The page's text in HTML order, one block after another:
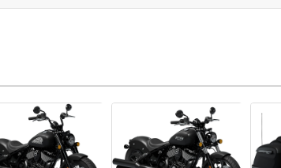
cc
mm
3,800,000円
mm
：-km/L
：-